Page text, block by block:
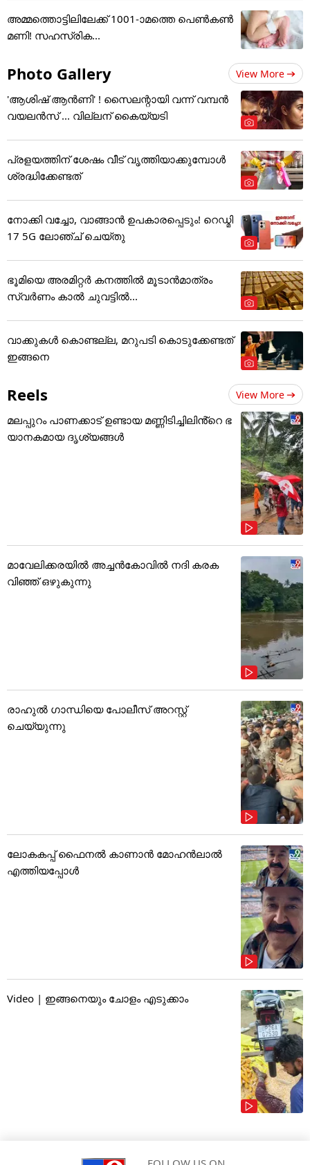
അമ്മത്തൊട്ടിലിലേക്ക് 1001-ാമത്തെ പെൺകൺ
മണി! സഹസ്രിക...
Photo Gallery View More
'ആശിഷ് ആൻണി' ! സൈലന്റായി വന്ന് വമ്പൻ
വയലൻസ് ... വില്ലന് കൈയ്യടി
പ്രളയത്തിന് ശേഷം വീട് വൃത്തിയാക്കുമ്പോൾ
ശ്രദ്ധിക്കേണ്ടത്
നോക്കി വച്ചോ, വാങ്ങാൻ ഉപകാരപ്പെടും! റെഡ്മി
17 5G ലോഞ്ച് ചെയ്തു
ഭൂമിയെ അരമിറ്റർ കനത്തിൽ മൂടാൻമാത്രം
സ്വർണം കാൽ ചുവട്ടിൽ...
വാക്കുകൾ കൊണ്ടല്ല, മറുപടി കൊടുക്കേണ്ടത്
ഇങ്ങനെ
Reels View More
മലപ്പുറം പാണക്കാട് ഉണ്ടായ മണ്ണിടിച്ചിലിൻ്റെ ഭ
യാനകമായ ദൃശ്യങ്ങൾ
മാവേലിക്കരയിൽ അച്ചൻകോവിൽ നദി കരക
വിഞ്ഞ് ഒഴുകുന്നു
രാഹുൽ ഗാന്ധിയെ പോലീസ് അറസ്റ്റ്
ചെയ്യുന്നു
ലോകകപ്പ് ഫൈനൽ കാണാൻ മോഹൻലാൽ
എത്തിയപ്പോൾ
Video | ഇങ്ങനെയും ചോളം എടുക്കാം